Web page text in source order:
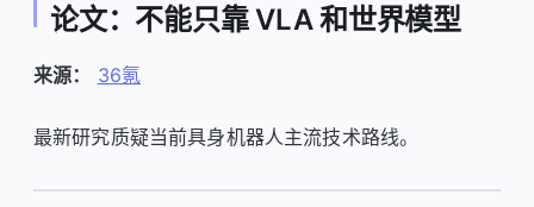
论文：不能只靠 VLA 和世界模型
来源： 36氪
最新研究质疑当前具身机器人主流技术路线。